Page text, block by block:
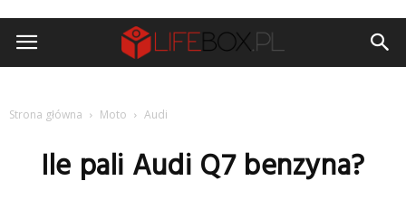
Strona główna Moto Audi
Ile pali Audi Q7 benzyna?